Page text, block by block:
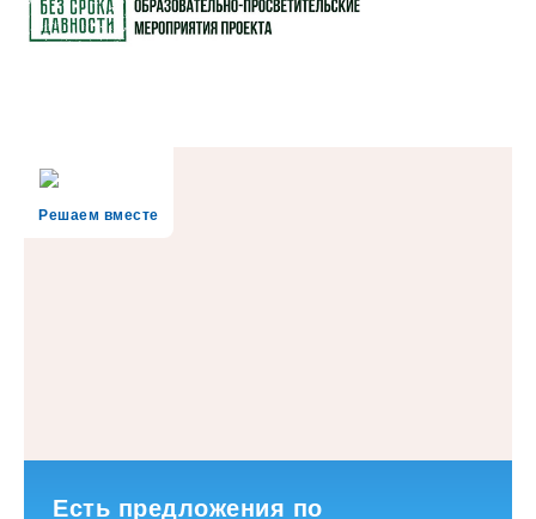
Решаем вместе
Есть предложения по